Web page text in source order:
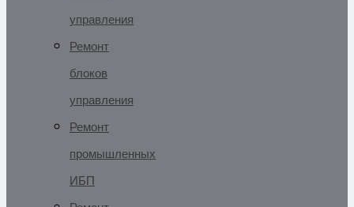
управления
Ремонт
блоков
управления
Ремонт
промышленных
ИБП